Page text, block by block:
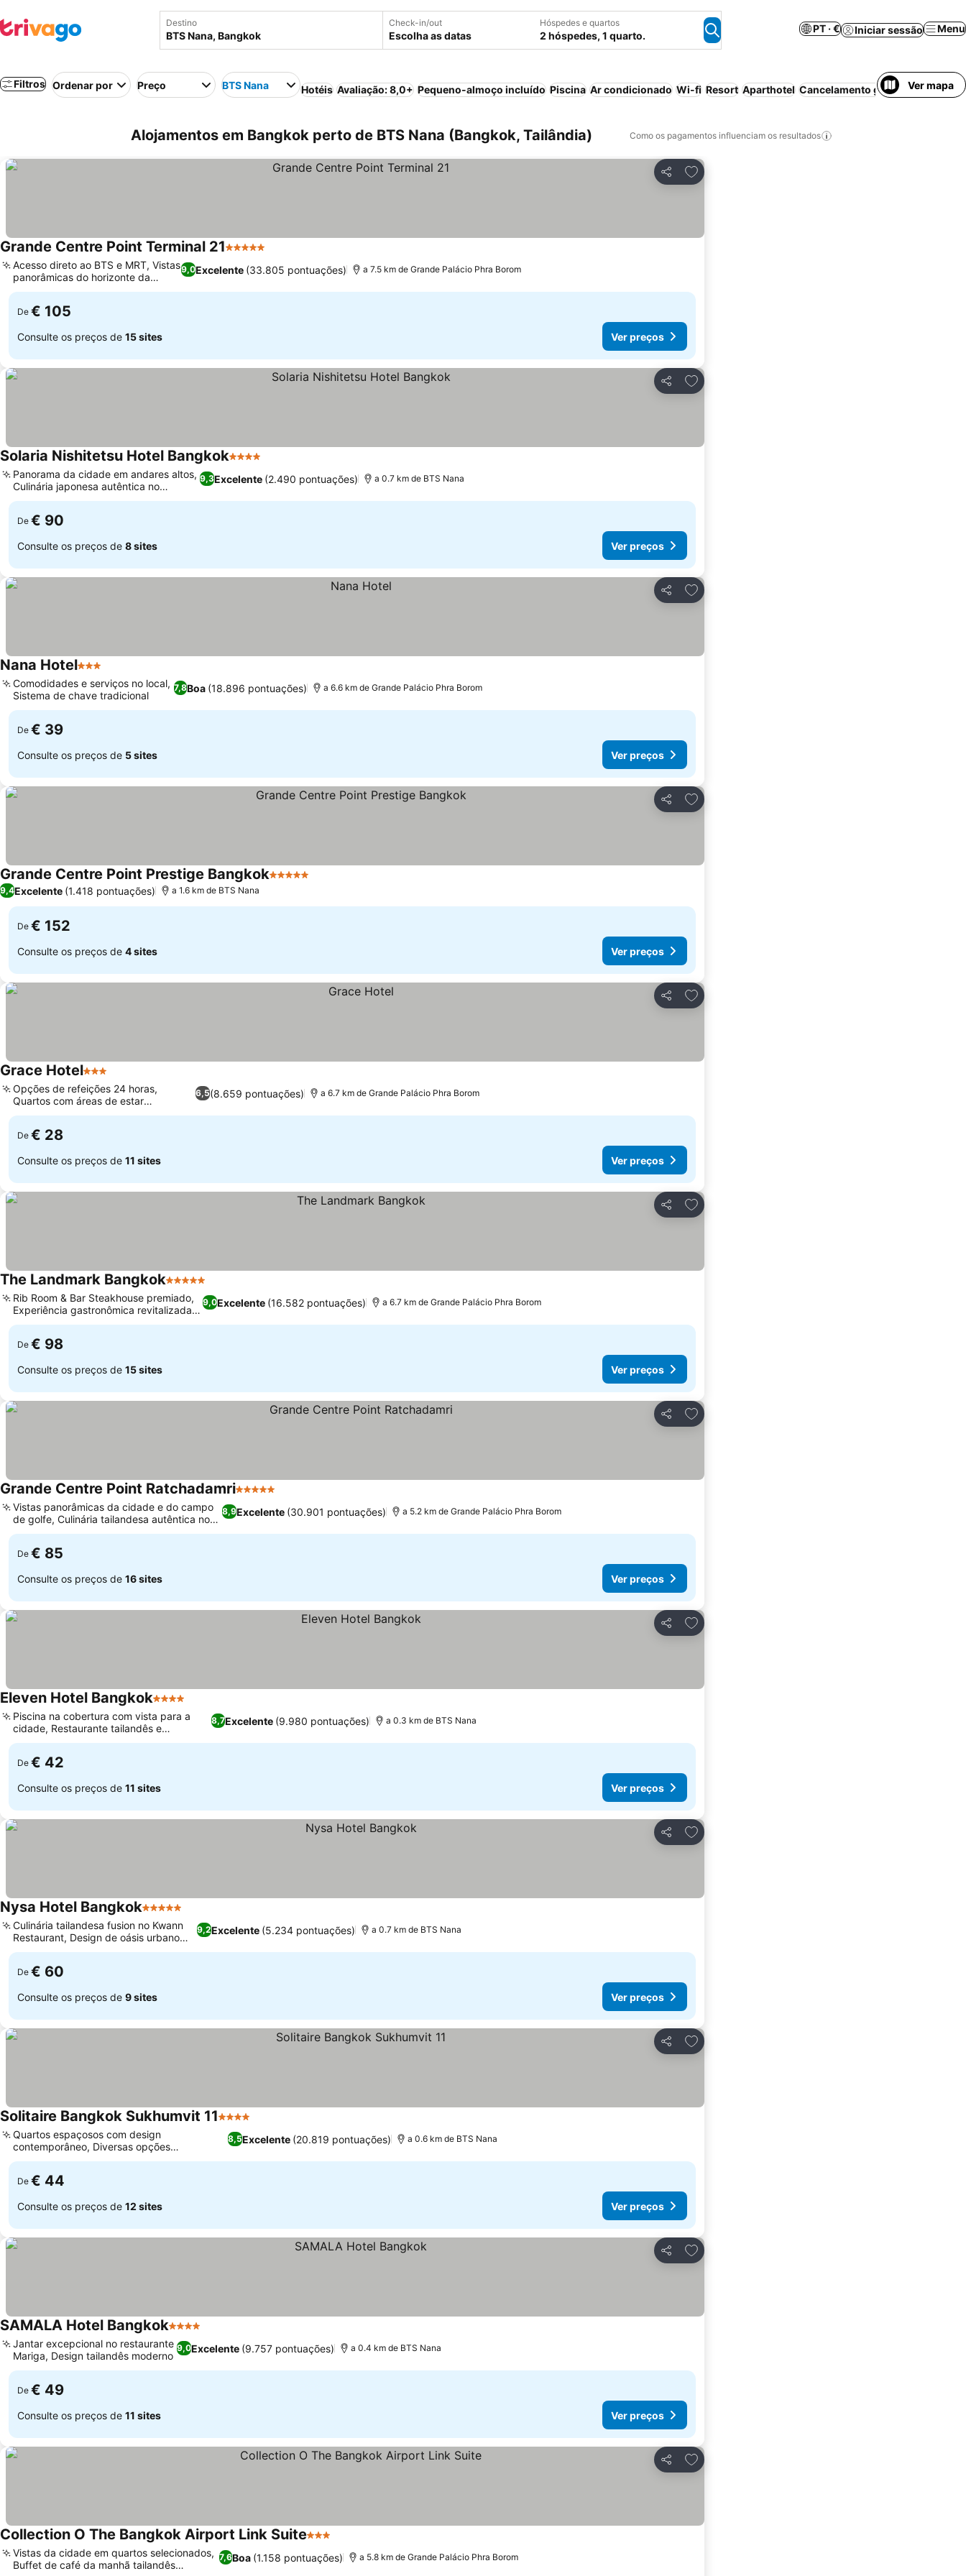
Destino Check-in/out
Escolha as datas
Hóspedes e quartos
2 hóspedes, 1 quarto.
PT · € Iniciar sessão Menu
Filtros Ordenar por Preço BTS Nana Hotéis Avaliação: 8,0+ Pequeno-almoço incluído Piscina Ar condicionado Wi-fi Resort Aparthotel Cancelamento gratuito Luxuoso
Ver mapa
Alojamentos em Bangkok perto de BTS Nana (Bangkok, Tailândia) Como os pagamentos influenciam os resultados
Partilhar
Adicionar aos favoritos
Grande Centre Point Terminal 215 Estrelas
9,0Excelente (33.805 pontuações)
Acesso direto ao BTS e MRT, Vistas
panorâmicas do horizonte da
cidade
a 7.5 km de Grande Palácio Phra Borom
De € 105
Consulte os preços de 15 sites Ver preços
Partilhar
Adicionar aos favoritos
Solaria Nishitetsu Hotel Bangkok4 Estrelas
9,3Excelente (2.490 pontuações)
Panorama da cidade em andares altos,
Culinária japonesa autêntica no
Umenohana
a 0.7 km de BTS Nana
De € 90
Consulte os preços de 8 sites Ver preços
Partilhar
Adicionar aos favoritos
Nana Hotel3 Estrelas
7,8Boa (18.896 pontuações)
Comodidades e serviços no local,
Sistema de chave tradicional
a 6.6 km de Grande Palácio Phra Borom
De € 39
Consulte os preços de 5 sites Ver preços
Partilhar
Adicionar aos favoritos
Grande Centre Point Prestige Bangkok5 Estrelas
9,4Excelente (1.418 pontuações) a 1.6 km de BTS Nana
De € 152
Consulte os preços de 4 sites Ver preços
Partilhar
Adicionar aos favoritos
Grace Hotel3 Estrelas
6,5(8.659 pontuações)
Opções de refeições 24 horas,
Quartos com áreas de estar
separadas
a 6.7 km de Grande Palácio Phra Borom
De € 28
Consulte os preços de 11 sites Ver preços
Partilhar
Adicionar aos favoritos
The Landmark Bangkok5 Estrelas
9,0Excelente (16.582 pontuações)
Rib Room & Bar Steakhouse premiado,
Experiência gastronômica revitalizada
no térreo
a 6.7 km de Grande Palácio Phra Borom
De € 98
Consulte os preços de 15 sites Ver preços
Partilhar
Adicionar aos favoritos
Grande Centre Point Ratchadamri5 Estrelas
8,9Excelente (30.901 pontuações)
Vistas panorâmicas da cidade e do campo
de golfe, Culinária tailandesa autêntica no
Arun Restaurant
a 5.2 km de Grande Palácio Phra Borom
De € 85
Consulte os preços de 16 sites Ver preços
Partilhar
Adicionar aos favoritos
Eleven Hotel Bangkok4 Estrelas
8,7Excelente (9.980 pontuações)
Piscina na cobertura com vista para a
cidade, Restaurante tailandês e
internacional no local
a 0.3 km de BTS Nana
De € 42
Consulte os preços de 11 sites Ver preços
Partilhar
Adicionar aos favoritos
Nysa Hotel Bangkok5 Estrelas
9,2Excelente (5.234 pontuações)
Culinária tailandesa fusion no Kwann
Restaurant, Design de oásis urbano
tranquilo
a 0.7 km de BTS Nana
De € 60
Consulte os preços de 9 sites Ver preços
Partilhar
Adicionar aos favoritos
Solitaire Bangkok Sukhumvit 114 Estrelas
8,5Excelente (20.819 pontuações)
Quartos espaçosos com design
contemporâneo, Diversas opções
gastronómicas no @Spice e Traders Bar
a 0.6 km de BTS Nana
De € 44
Consulte os preços de 12 sites Ver preços
Partilhar
Adicionar aos favoritos
SAMALA Hotel Bangkok4 Estrelas
9,0Excelente (9.757 pontuações)
Jantar excepcional no restaurante
Mariga, Design tailandês moderno
a 0.4 km de BTS Nana
De € 49
Consulte os preços de 11 sites Ver preços
Partilhar
Adicionar aos favoritos
Collection O The Bangkok Airport Link Suite3 Estrelas
7,6Boa (1.158 pontuações)
Vistas da cidade em quartos selecionados,
Buffet de café da manhã tailandês
a 5.8 km de Grande Palácio Phra Borom